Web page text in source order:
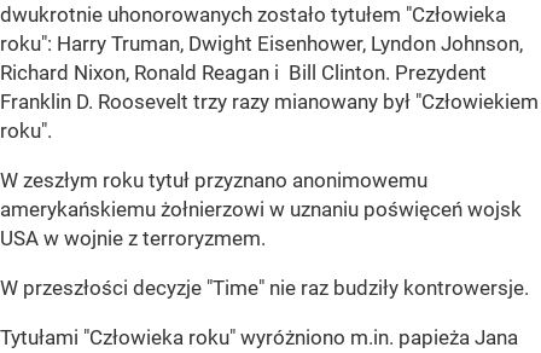
dwukrotnie uhonorowanych zostało tytułem "Człowieka
roku": Harry Truman, Dwight Eisenhower, Lyndon Johnson,
Richard Nixon, Ronald Reagan i Bill Clinton. Prezydent
Franklin D. Roosevelt trzy razy mianowany był "Człowiekiem
roku".
W zeszłym roku tytuł przyznano anonimowemu
amerykańskiemu żołnierzowi w uznaniu poświęceń wojsk
USA w wojnie z terroryzmem.
W przeszłości decyzje "Time" nie raz budziły kontrowersje.
Tytułami "Człowieka roku" wyróżniono m.in. papieża Jana